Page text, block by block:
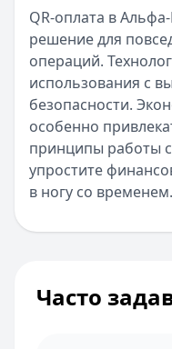
QR-оплата в
решение для
операций.
использования с
безопасности.
особенно
принципы работы
упростите
в ногу со временем.
Часто